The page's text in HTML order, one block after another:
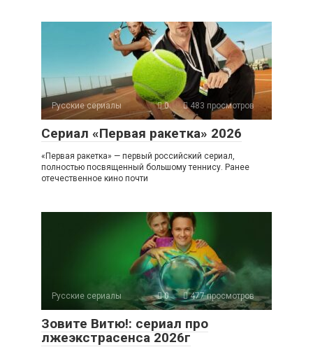
Русские сериалы 0 483 просмотров
Сериал «Первая ракетка» 2026
«Первая ракетка» — первый российский сериал,
полностью посвященный большому теннису. Ранее
отечественное кино почти
Русские сериалы 0 477 просмотров
Зовите Витю!: сериал про
лжеэкстрасенса 2026г